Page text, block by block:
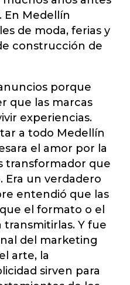
En Medellín
de moda, ferias y
construcción de
porque
que las marcas
experiencias.
a todo Medellín
el amor por la
transformador que
Era un verdadero
entendió que las
el formato o el
transmitirlas. Y fue
del marketing
arte, la
sirven para